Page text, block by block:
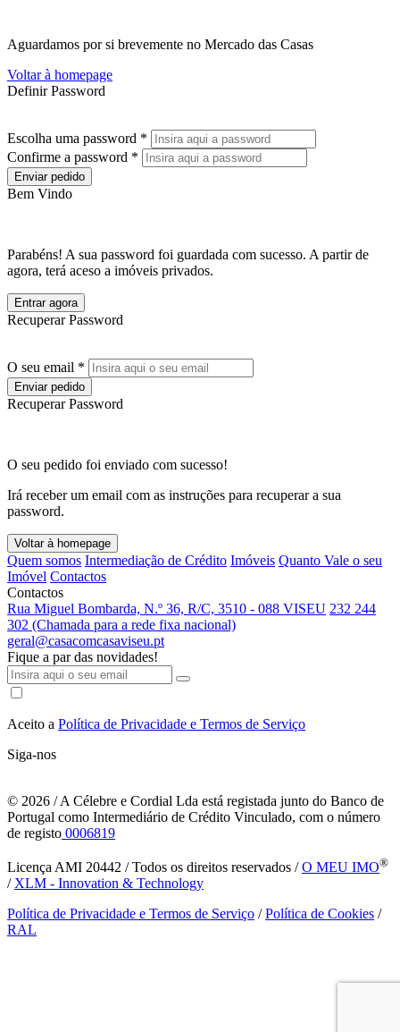
Aguardamos por si brevemente no Mercado das Casas
Voltar à homepage
Definir Password
Escolha uma password *
Confirme a password *
Enviar pedido
Bem Vindo
Parabéns! A sua password foi guardada com sucesso. A partir de
agora, terá aceso a imóveis privados.
Entrar agora
Recuperar Password
O seu email *
Enviar pedido
Recuperar Password
O seu pedido foi enviado com sucesso!
Irá receber um email com as instruções para recuperar a sua
password.
Voltar à homepage
Quem somos Intermediação de Crédito Imóveis Quanto Vale o seu
Imóvel Contactos
Contactos
Rua Miguel Bombarda, N.º 36, R/C, 3510 - 088 VISEU 232 244
302 (Chamada para a rede fixa nacional)
geral@casacomcasaviseu.pt
Fique a par das novidades!
Aceito a Política de Privacidade e Termos de Serviço
Siga-nos
© 2026 / A Célebre e Cordial Lda está registada junto do Banco de
Portugal como Intermediário de Crédito Vinculado, com o número
de registo 0006819
Licença AMI 20442 / Todos os direitos reservados /O MEU IMO®
/ XLM - Innovation & Technology
Política de Privacidade e Termos de Serviço /Política de Cookies /
RAL